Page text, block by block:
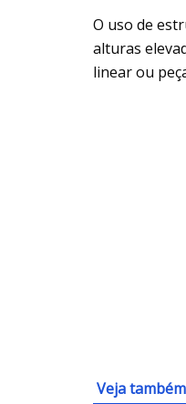
O uso de
alturas
linear ou
Veja também